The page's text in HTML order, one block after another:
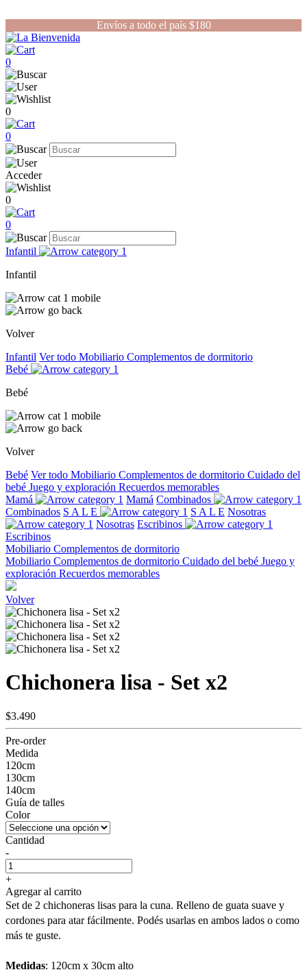
Envíos a todo el país $180
0
0
0
Acceder
0
0
Infantil
Infantil
Volver
Infantil Ver todo Mobiliario Complementos de dormitorio
Bebé
Bebé
Volver
Bebé Ver todo Mobiliario Complementos de dormitorio Cuidado del
bebé Juego y exploración Recuerdos memorables
Mamá
Mamá Combinados
Combinados S A L E S A L E Nosotras
Nosotras Escribinos
Escribinos
Mobiliario Complementos de dormitorio
Mobiliario Complementos de dormitorio Cuidado del bebé Juego y
exploración Recuerdos memorables
Volver
Chichonera lisa - Set x2
$3.490
Pre-order
Medida
120cm
130cm
140cm
Guía de talles
Color
Cantidad
-
+
Agregar al carrito
Set de 2 chichoneras lisas para la cuna. Relleno de guata suave y
cordones para atar fácilmente. Podés usarlas en ambos lados o como
más te guste.
Medidas: 120cm x 30cm alto